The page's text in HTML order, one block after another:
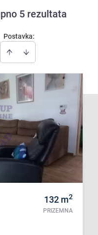
5 rezultata
Postavka:
132 m2
PRIZEMNA